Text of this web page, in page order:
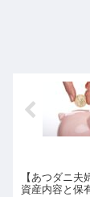
【あつダニ夫
資産内容と保